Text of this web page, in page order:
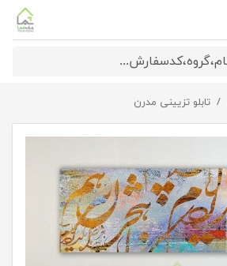
تابلو تزیینی مدرن